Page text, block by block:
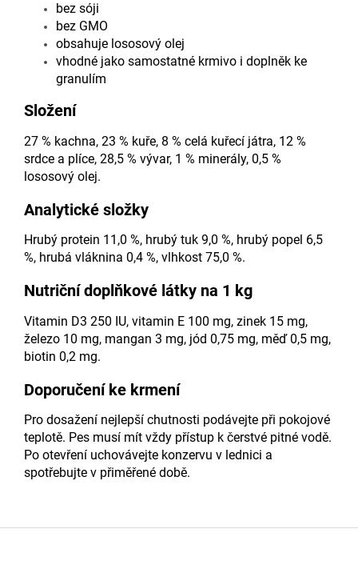
bez sóji
bez GMO
obsahuje lososový olej
vhodné jako samostatné krmivo i doplněk ke
granulím
Složení
27 % kachna, 23 % kuře, 8 % celá kuřecí játra, 12 %
srdce a plíce, 28,5 % vývar, 1 % minerály, 0,5 %
lososový olej.
Analytické složky
Hrubý protein 11,0 %, hrubý tuk 9,0 %, hrubý popel 6,5
%, hrubá vláknina 0,4 %, vlhkost 75,0 %.
Nutriční doplňkové látky na 1 kg
Vitamin D3 250 IU, vitamin E 100 mg, zinek 15 mg,
železo 10 mg, mangan 3 mg, jód 0,75 mg, měď 0,5 mg,
biotin 0,2 mg.
Doporučení ke krmení
Pro dosažení nejlepší chutnosti podávejte při pokojové
teplotě. Pes musí mít vždy přístup k čerstvé pitné vodě.
Po otevření uchovávejte konzervu v lednici a
spotřebujte v přiměřené době.